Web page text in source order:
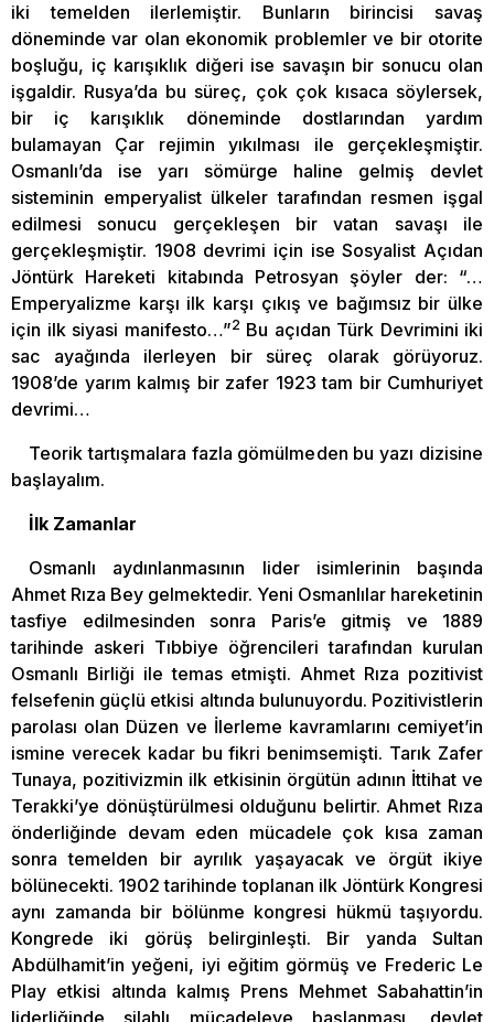
iki temelden ilerlemiştir. Bunların birincisi savaş
döneminde var olan ekonomik problemler ve bir otorite
boşluğu, iç karışıklık diğeri ise savaşın bir sonucu olan
işgaldir. Rusya’da bu süreç, çok çok kısaca söylersek,
bir iç karışıklık döneminde dostlarından yardım
bulamayan Çar rejimin yıkılması ile gerçekleşmiştir.
Osmanlı’da ise yarı sömürge haline gelmiş devlet
sisteminin emperyalist ülkeler tarafından resmen işgal
edilmesi sonucu gerçekleşen bir vatan savaşı ile
gerçekleşmiştir. 1908 devrimi için ise Sosyalist Açıdan
Jöntürk Hareketi kitabında Petrosyan şöyler der: “…
Emperyalizme karşı ilk karşı çıkış ve bağımsız bir ülke
için ilk siyasi manifesto…”2 Bu açıdan Türk Devrimini iki
sac ayağında ilerleyen bir süreç olarak görüyoruz.
1908’de yarım kalmış bir zafer 1923 tam bir Cumhuriyet
devrimi…
Teorik tartışmalara fazla gömülmeden bu yazı dizisine
başlayalım.
İlk Zamanlar
Osmanlı aydınlanmasının lider isimlerinin başında
Ahmet Rıza Bey gelmektedir. Yeni Osmanlılar hareketinin
tasfiye edilmesinden sonra Paris’e gitmiş ve 1889
tarihinde askeri Tıbbiye öğrencileri tarafından kurulan
Osmanlı Birliği ile temas etmişti. Ahmet Rıza pozitivist
felsefenin güçlü etkisi altında bulunuyordu. Pozitivistlerin
parolası olan Düzen ve İlerleme kavramlarını cemiyet’in
ismine verecek kadar bu fikri benimsemişti. Tarık Zafer
Tunaya, pozitivizmin ilk etkisinin örgütün adının İttihat ve
Terakki’ye dönüştürülmesi olduğunu belirtir. Ahmet Rıza
önderliğinde devam eden mücadele çok kısa zaman
sonra temelden bir ayrılık yaşayacak ve örgüt ikiye
bölünecekti. 1902 tarihinde toplanan ilk Jöntürk Kongresi
aynı zamanda bir bölünme kongresi hükmü taşıyordu.
Kongrede iki görüş belirginleşti. Bir yanda Sultan
Abdülhamit’in yeğeni, iyi eğitim görmüş ve Frederic Le
Play etkisi altında kalmış Prens Mehmet Sabahattin’in
liderliğinde silahlı mücadeleye başlanması, devlet